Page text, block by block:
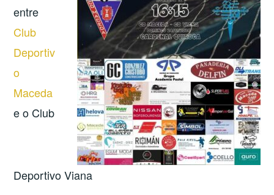
entre
Club
Deportiv
o
Maceda
e o Club
Deportivo Viana